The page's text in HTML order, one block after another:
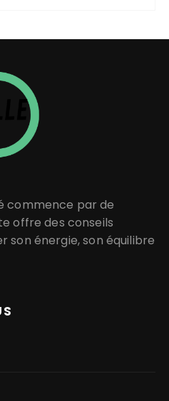
commence par de
offre des conseils
son énergie, son équilibre